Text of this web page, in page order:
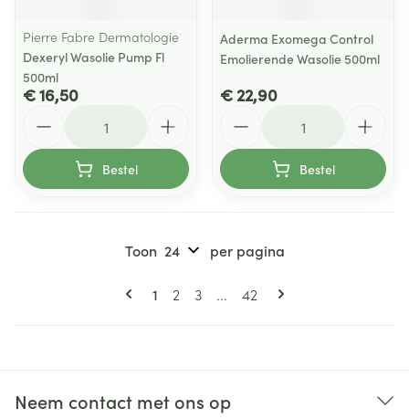
Pierre Fabre Dermatologie
Dexeryl Wasolie Pump Fl
500ml
€ 16,50
Bestel
Aderma Exomega Control
Emolierende Wasolie 500ml
€ 22,90
Bestel
Pagina's
U lees momenteel pagina
1 Pagina
2 Pagina
3 ... Pagina
42
Toon per pagina
Neem contact met ons op